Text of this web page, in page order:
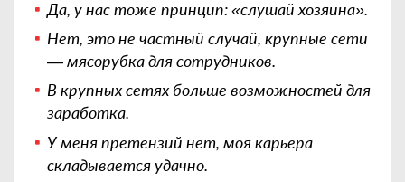
Да, у нас тоже принцип: «слушай хозяина».
Нет, это не частный случай, крупные сети
— мясорубка для сотрудников.
В крупных сетях больше возможностей для
заработка.
У меня претензий нет, моя карьера
складывается удачно.